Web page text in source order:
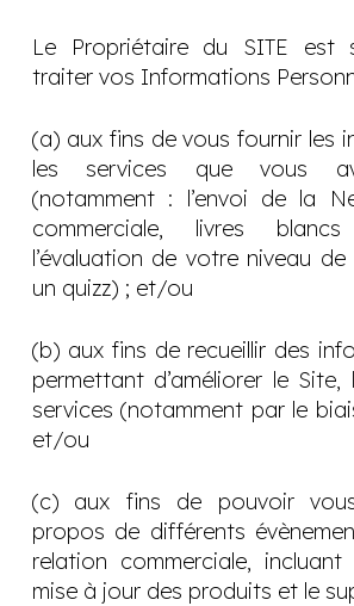
Le Propriétaire du SITE est
traiter vos Informations
(a) aux fins de vous fournir les
les services que vous
(notamment : l’envoi de la
commerciale, livres
l’évaluation de votre niveau
un quizz) ; et/ou
(b) aux fins de recueillir des
permettant d’améliorer le
services (notamment par le
et/ou
(c) aux fins de pouvoir
propos de différents
relation commerciale,
mise à jour des produits et le